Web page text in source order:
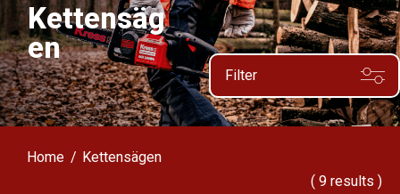
Kettensäg
en
Filter
Home
Kettensägen
( 9 results )